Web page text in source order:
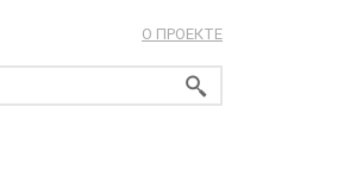
О ПРОЕКТЕ